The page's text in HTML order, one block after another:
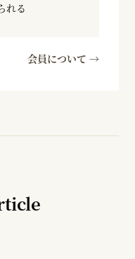
れる
会員について →